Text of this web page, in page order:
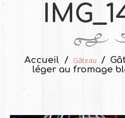
Accueil Gâteau
léger au fromage